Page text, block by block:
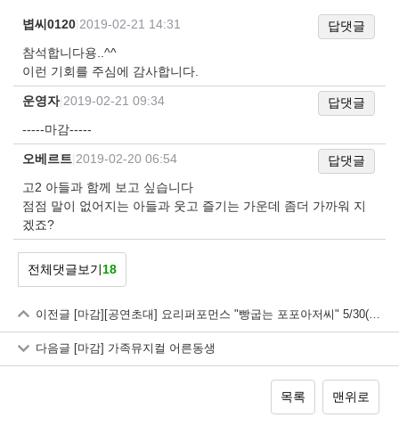
볍씨0120 2019-02-21 14:31
답댓글
참석합니다용..^^
이런 기회를 주심에 감사합니다.
운영자| 2019-02-21 09:34
답댓글
-----마감-----
오베르트 2019-02-20 06:54
답댓글
고2 아들과 함께 보고 싶습니다
점점 말이 없어지는 아들과 웃고 즐기는 가운데 좀더 가까워 지
겠죠?
전체댓글보기18
이전글 [마감][공연초대] 요리퍼포먼스 "빵굽는 포포아저씨" 5/30(목) 2시
다음글 [마감] 가족뮤지컬 어른동생
목록 맨위로